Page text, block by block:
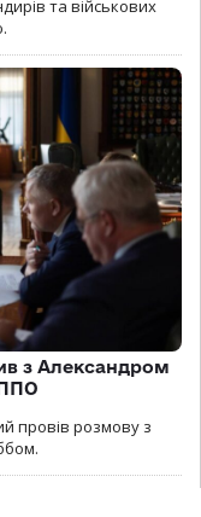
та військових
з Александром
провів розмову з